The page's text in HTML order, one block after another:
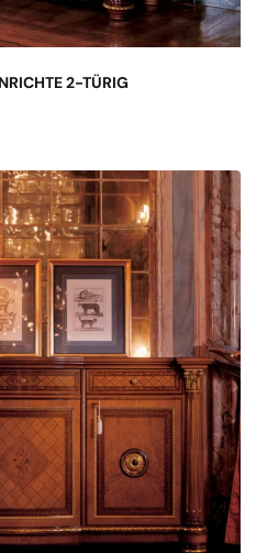
2-TÜRIG